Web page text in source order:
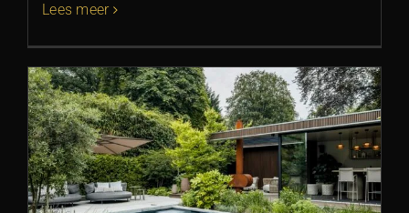
Lees meer